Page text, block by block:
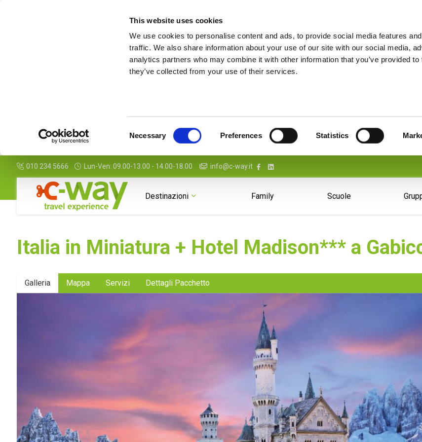
This website uses cookies
We use cookies to personalise content and ads, to provide social media features
traffic. We also share information about your use of our site with our social media,
analytics partners who may combine it with other information that you’ve provided to
they’ve collected from your use of their services.
Necessary Preferences Statistics
010 234 5666 Lun-Ven: 09.00-13.00 - 14.00-18.00 info@c-way.it
Destinazioni Family Scuole
Italia in Miniatura + Hotel Madison*** a
Galleria Mappa Servizi Dettagli Pacchetto